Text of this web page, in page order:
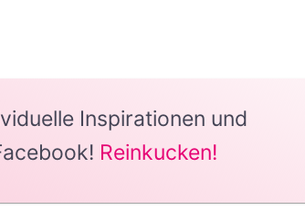
Inspirationen und
Reinkucken!